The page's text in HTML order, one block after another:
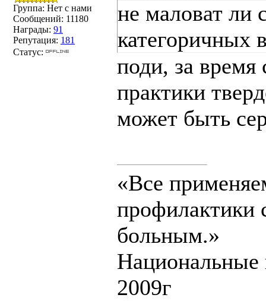
Группа: Нет с нами
Сообщений: 11180
Награды: 91
Репутация: 181
Статус:
не маловат ли
категоричных
поди, за время
практики
может быть
«Все
профилактики
больным.»
2009г